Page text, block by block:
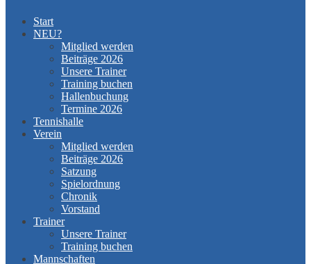
Start
NEU?
Mitglied werden
Beiträge 2026
Unsere Trainer
Training buchen
Hallenbuchung
Termine 2026
Tennishalle
Verein
Mitglied werden
Beiträge 2026
Satzung
Spielordnung
Chronik
Vorstand
Trainer
Unsere Trainer
Training buchen
Mannschaften